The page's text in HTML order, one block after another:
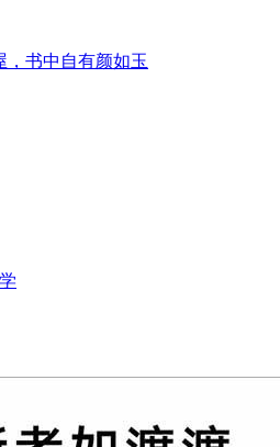
，书中自有颜如玉